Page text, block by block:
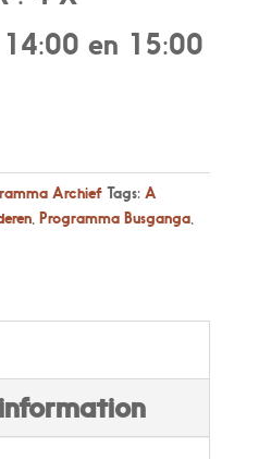
0,00.
en 15:00
Archief Tags: A
, Programma Busganga,